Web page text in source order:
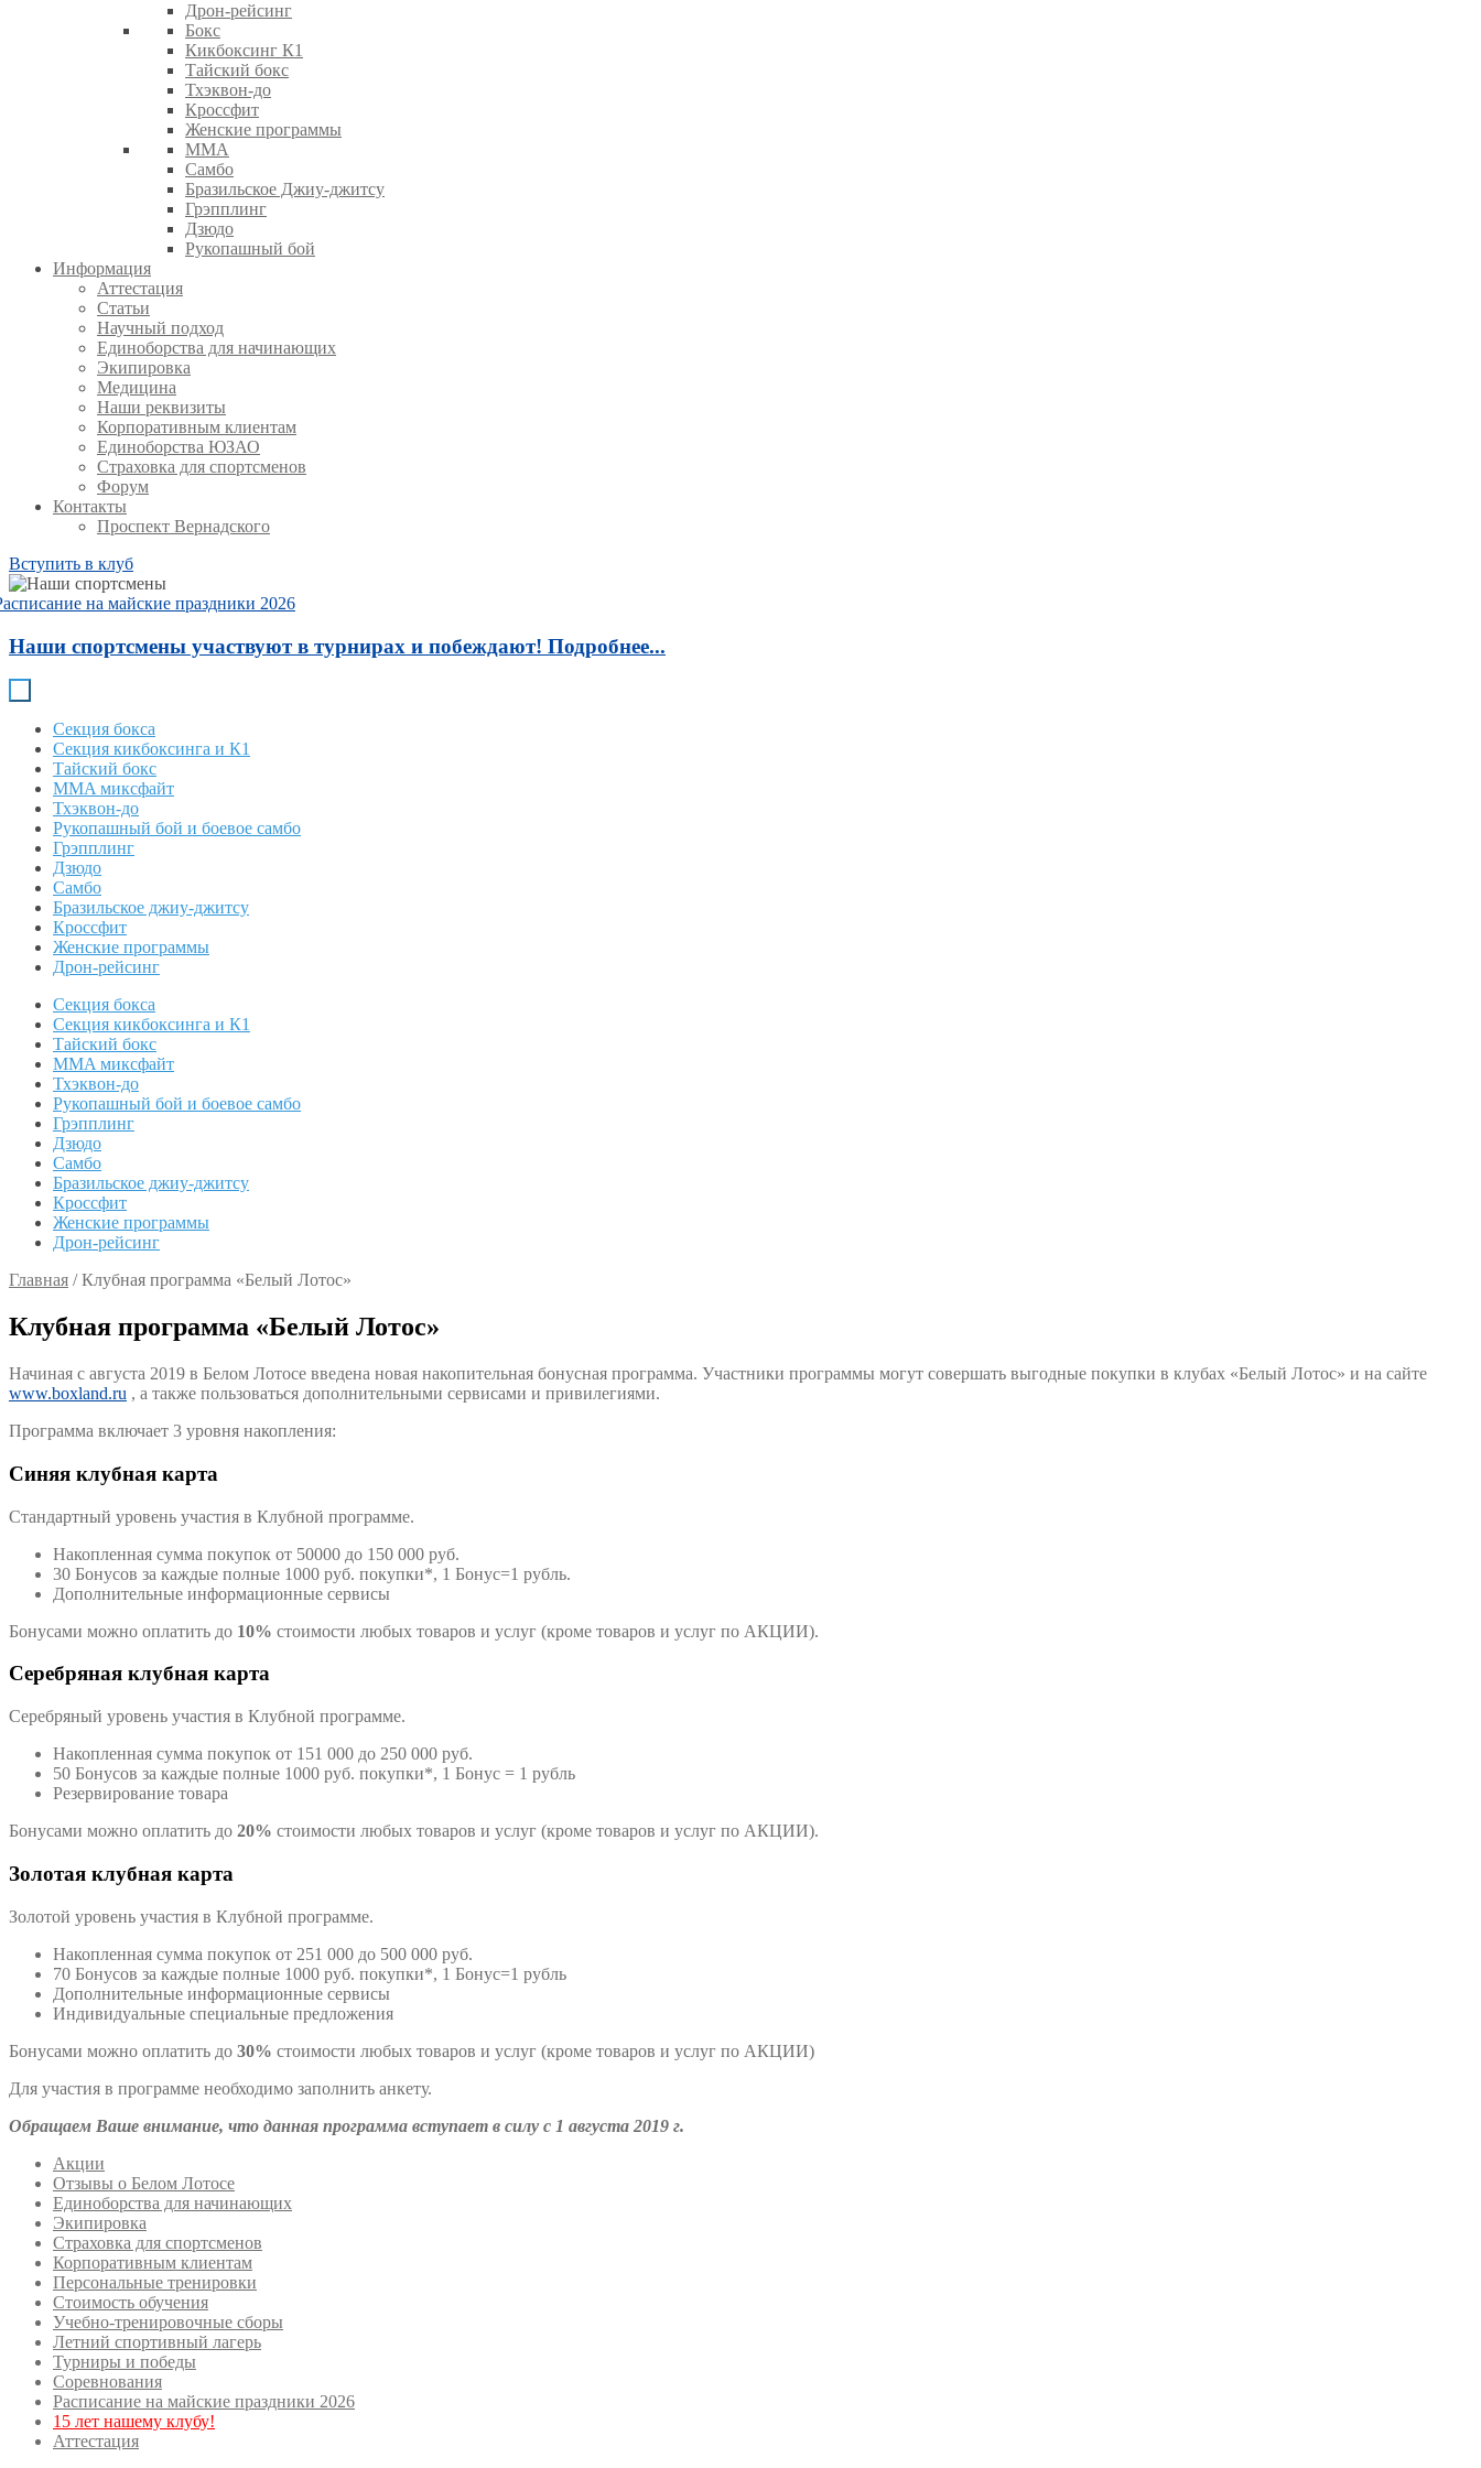
Дрон-рейсинг
Бокс
Кикбоксинг К1
Тайский бокс
Тхэквон-до
Кроссфит
Женские программы
ММА
Самбо
Бразильское Джиу-джитсу
Грэпплинг
Дзюдо
Рукопашный бой
Информация
Аттестация
Статьи
Научный подход
Единоборства для начинающих
Экипировка
Медицина
Наши реквизиты
Корпоративным клиентам
Единоборства ЮЗАО
Страховка для спортсменов
Форум
Контакты
Проспект Вернадского
Вступить в клуб
на майские праздники 2026
Наши спортсмены участвуют в турнирах и побеждают! Подробнее...
Секция бокса
Секция кикбоксинга и К1
Тайский бокс
MMA миксфайт
Тхэквон-до
Рукопашный бой и боевое самбо
Грэпплинг
Дзюдо
Самбо
Бразильское джиу-джитсу
Кроссфит
Женские программы
Дрон-рейсинг
Секция бокса
Секция кикбоксинга и К1
Тайский бокс
MMA миксфайт
Тхэквон-до
Рукопашный бой и боевое самбо
Грэпплинг
Дзюдо
Самбо
Бразильское джиу-джитсу
Кроссфит
Женские программы
Дрон-рейсинг
Главная /Клубная программа «Белый Лотос»
Клубная программа «Белый Лотос»
Начиная с августа 2019 в Белом Лотосе введена новая накопительная бонусная программа. Участники программы могут совершать выгодные покупки в клубах «Белый Лотос» и на сайте
www.boxland.ru , а также пользоваться дополнительными сервисами и привилегиями.
Программа включает 3 уровня накопления:
Синяя клубная карта
Стандартный уровень участия в Клубной программе.
Накопленная сумма покупок от 50000 до 150 000 руб.
30 Бонусов за каждые полные 1000 руб. покупки*, 1 Бонус=1 рубль.
Дополнительные информационные сервисы
Бонусами можно оплатить до 10% стоимости любых товаров и услуг (кроме товаров и услуг по АКЦИИ).
Серебряная клубная карта
Серебряный уровень участия в Клубной программе.
Накопленная сумма покупок от 151 000 до 250 000 руб.
50 Бонусов за каждые полные 1000 руб. покупки*, 1 Бонус = 1 рубль
Резервирование товара
Бонусами можно оплатить до 20% стоимости любых товаров и услуг (кроме товаров и услуг по АКЦИИ).
Золотая клубная карта
Золотой уровень участия в Клубной программе.
Накопленная сумма покупок от 251 000 до 500 000 руб.
70 Бонусов за каждые полные 1000 руб. покупки*, 1 Бонус=1 рубль
Дополнительные информационные сервисы
Индивидуальные специальные предложения
Бонусами можно оплатить до 30% стоимости любых товаров и услуг (кроме товаров и услуг по АКЦИИ)
Для участия в программе необходимо заполнить анкету.
Обращаем Ваше внимание, что данная программа вступает в силу с 1 августа 2019 г.
Акции
Отзывы о Белом Лотосе
Единоборства для начинающих
Экипировка
Страховка для спортсменов
Корпоративным клиентам
Персональные тренировки
Стоимость обучения
Учебно-тренировочные сборы
Летний спортивный лагерь
Турниры и победы
Соревнования
Расписание на майские праздники 2026
15 лет нашему клубу!
Аттестация